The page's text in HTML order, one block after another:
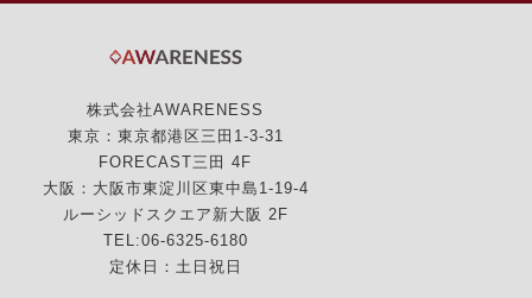
株式会社AWARENESS
東京：東京都港区三田1-3-31
FORECAST三田 4F
大阪：大阪市東淀川区東中島1-19-4
ルーシッドスクエア新大阪 2F
TEL:06-6325-6180
定休日：土日祝日